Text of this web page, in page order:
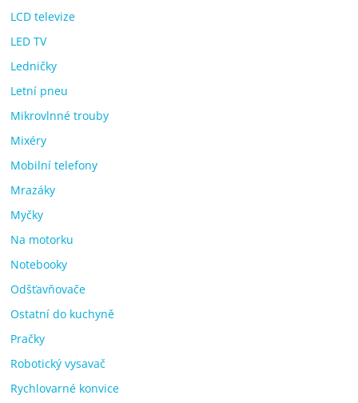
LCD televize
LED TV
Ledničky
Letní pneu
Mikrovlnné trouby
Mixéry
Mobilní telefony
Mrazáky
Myčky
Na motorku
Notebooky
Odšťavňovače
Ostatní do kuchyně
Pračky
Robotický vysavač
Rychlovarné konvice